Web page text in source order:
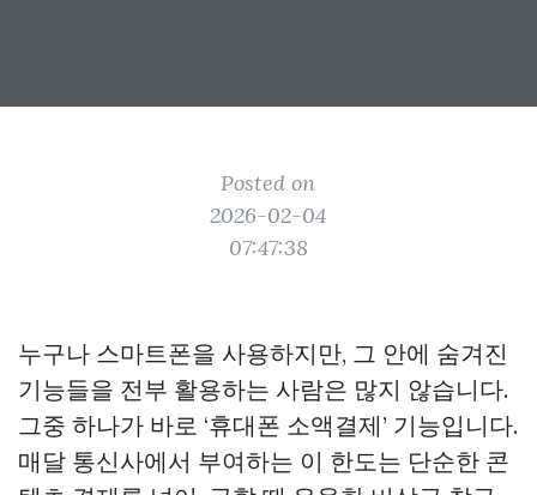
Posted on
2026-02-04
07:47:38
누구나 스마트폰을 사용하지만, 그 안에 숨겨진
기능들을 전부 활용하는 사람은 많지 않습니다.
그중 하나가 바로 ‘휴대폰 소액결제’ 기능입니다.
매달 통신사에서 부여하는 이 한도는 단순한 콘